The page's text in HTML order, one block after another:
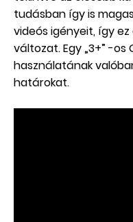
tudásban így is
videós igényeit, így
változat. Egy „3+” -os
használatának
határokat.